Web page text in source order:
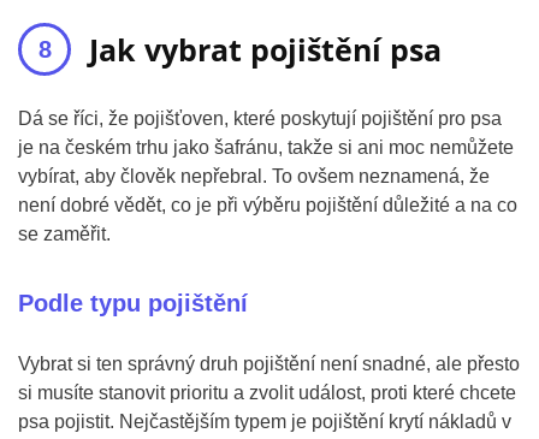
Jak vybrat pojištění psa
Dá se říci, že pojišťoven, které poskytují pojištění pro psa
je na českém trhu jako šafránu, takže si ani moc nemůžete
vybírat, aby člověk nepřebral. To ovšem neznamená, že
není dobré vědět, co je při výběru pojištění důležité a na co
se zaměřit.
Podle typu pojištění
Vybrat si ten správný druh pojištění není snadné, ale přesto
si musíte stanovit prioritu a zvolit událost, proti které chcete
psa pojistit. Nejčastějším typem je pojištění krytí nákladů v